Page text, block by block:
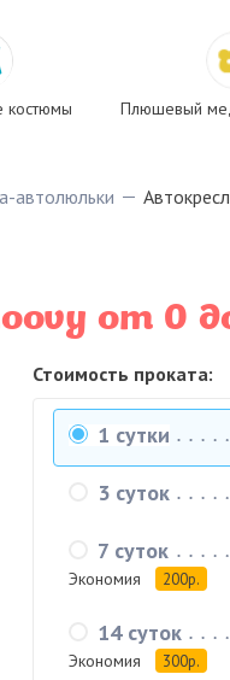
костюмы Плюшевый
автолюльки
от 0
Стоимость проката:
1 сутки
3 суток
7 суток
Экономия 200р.
14 суток
Экономия 300р.